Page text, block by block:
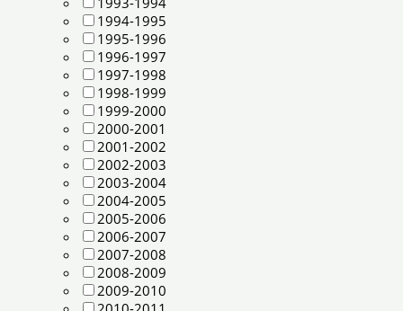
1994-1995
1995-1996
1996-1997
1997-1998
1998-1999
1999-2000
2000-2001
2001-2002
2002-2003
2003-2004
2004-2005
2005-2006
2006-2007
2007-2008
2008-2009
2009-2010